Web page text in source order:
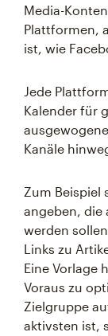
Media-
Plattformen,
ist, wie
Jede
Kalender für
Kanäle
Zum Beispiel
angeben, die
werden
Links zu
Eine Vorlage
Voraus zu
Zielgruppe
aktivsten ist,